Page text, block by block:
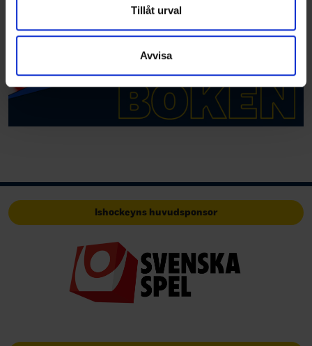
Dessa kan i sin tur kombinera informationen med annan
samlat in när du har använt deras tjänster.
Tillåt urval
Avvisa
Ishockeyns huvudsponsor